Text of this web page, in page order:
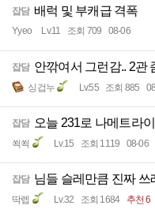
잡담 배럭 및 부캐급 격폭
Yyeo Lv.11 조회 709 08-06
잡담 안깎여서 그런감.. 2관
싱겁누 Lv.55 조회 885
잡담 오늘 231로 나메트라
쐭쐭 Lv.15 조회 1119 08-06
잡담 님들 슬레만큼 진짜
딱렙 Lv.32 조회 1684 추천 6